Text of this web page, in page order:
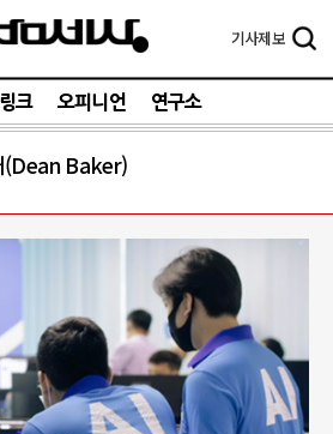
기사제보
크 오피니언 연구소
(Dean Baker)